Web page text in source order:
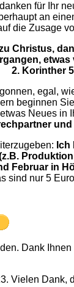
für Ihr
an
die Zusage
Christus,
2. Korinther
egal,
beginnen
Neues
Februar in
sind nur 5
Dank
Vielen Dank,